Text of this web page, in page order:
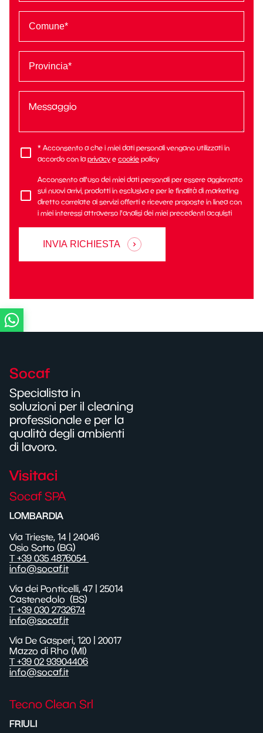
* Acconsento a che i miei dati personali vengano utilizzati in
accordo con la privacy e cookie policy
Acconsento all'uso dei miei dati personali per essere aggiornato
sui nuovi arrivi, prodotti in esclusiva e per le finalità di marketing
diretto correlate ai servizi offerti e ricevere proposte in linea con
i miei interessi attraverso l'analisi dei miei precedenti acquisti
INVIA RICHIESTA
Socaf
Specialista in
soluzioni per il cleaning
professionale e per la
qualità degli ambienti
di lavoro.
Visitaci
Socaf SPA
LOMBARDIA
Via Trieste, 14 | 24046
Osio Sotto (BG)
T +39 035 4876054
info@socaf.it
Via dei Ponticelli, 47
| 25014
Castenedolo (BS)
T +39 030 2732674
info@socaf.it
Via De Gasperi, 120 | 20017
Mazzo di Rho (MI)
T +39 02 93904406
info@socaf.it
Tecno Clean Srl
FRIULI